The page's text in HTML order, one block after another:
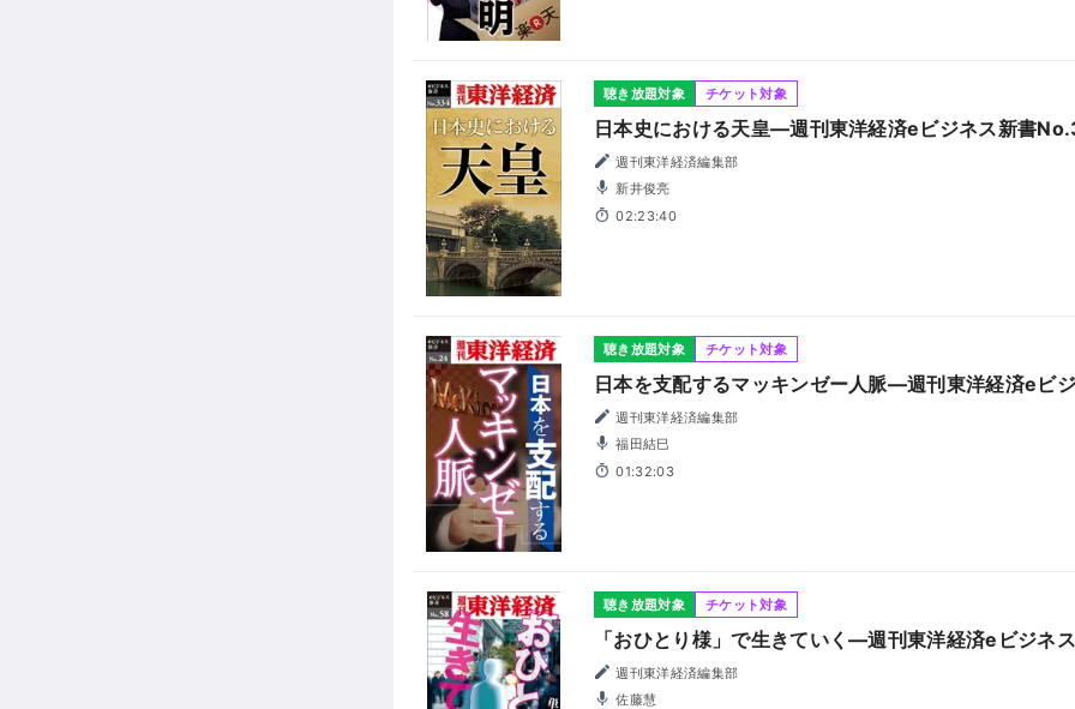
聴き放題対象 チケット対象
日本史における天皇―週刊東洋経済eビジネス新書
週刊東洋経済編集部
新井俊亮
02:23:40
聴き放題対象 チケット対象
日本を支配するマッキンゼー人脈―週刊東洋経済eビ
週刊東洋経済編集部
福田結巳
01:32:03
聴き放題対象 チケット対象
「おひとり様」で生きていく―週刊東洋経済eビジネ
週刊東洋経済編集部
佐藤慧